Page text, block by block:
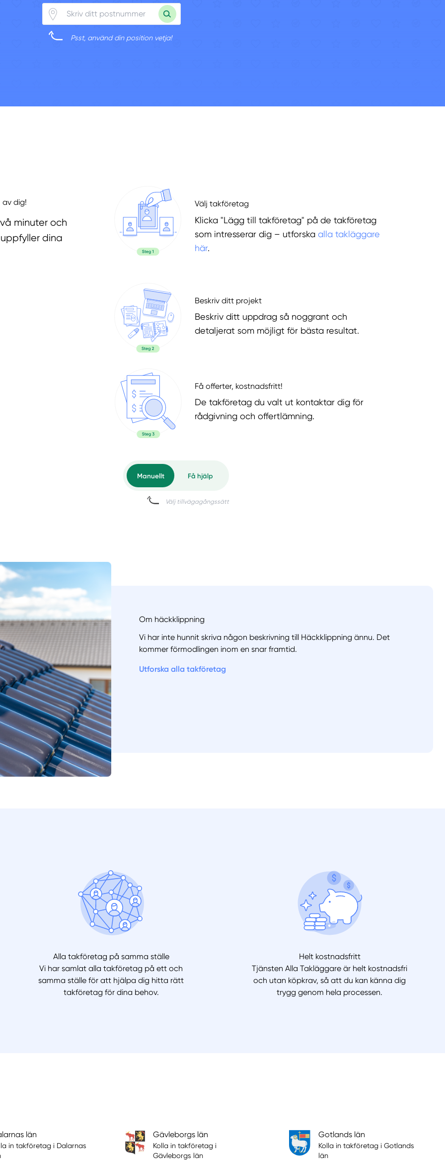
Psst, använd din position vetja!
av dig!
minuter och
dina
Välj takföretag
Klicka "Lägg till takföretag" på de takföretag
som intresserar dig – utforska alla takläggare
här.
Beskriv ditt projekt
Beskriv ditt uppdrag så noggrant och
detaljerat som möjligt för bästa resultat.
Få offerter, kostnadsfritt!
De takföretag du valt ut kontaktar dig för
rådgivning och offertlämning.
Manuellt
Om häckklippning
Vi har inte hunnit skriva någon beskrivning till Häckklippning ännu. Det
kommer förmodlingen inom en snar framtid.
Utforska alla takföretag
Alla takföretag på samma ställe
Vi har samlat alla takföretag på ett och
samma ställe för att hjälpa dig hitta rätt
takföretag för dina behov.
Helt kostnadsfritt
Tjänsten Alla Takläggare är helt kostnadsfri
och utan köpkrav, så att du kan känna dig
trygg genom hela processen.
län
in takföretag i Dalarnas
Gävleborgs län
Kolla in takföretag i
Gävleborgs län
Gotlands län
Kolla in takföretag i Gotlands
län